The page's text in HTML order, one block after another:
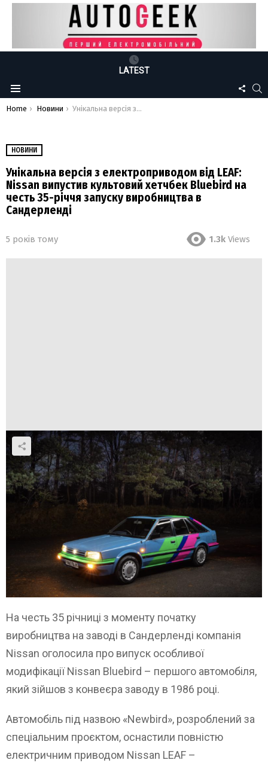
LATEST
Menu
US
You are here:
Home Новини Унікальна версія з електроприводом від LEAF: Nissan випустив культовий хетчбек Bluebird на честь 35-річчя запуску виробництва в Сандерленді
НОВИНИ
Унікальна версія з електроприводом від LEAF:
Nissan випустив культовий хетчбек Bluebird на
честь 35-річчя запуску виробництва в
Сандерленді
5 років тому 1.3k Views
На честь 35 річниці з моменту початку
виробництва на заводі в Сандерленді компанія
Nissan оголосила про випуск особливої
модифікації Nissan Bluebird – першого автомобіля,
який зійшов з конвеєра заводу в 1986 році.
Автомобіль під назвою «Newbird», розроблений за
спеціальним проєктом, оснастили повністю
електричним приводом Nissan LEAF –